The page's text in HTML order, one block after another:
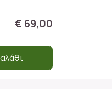
€ 69,00